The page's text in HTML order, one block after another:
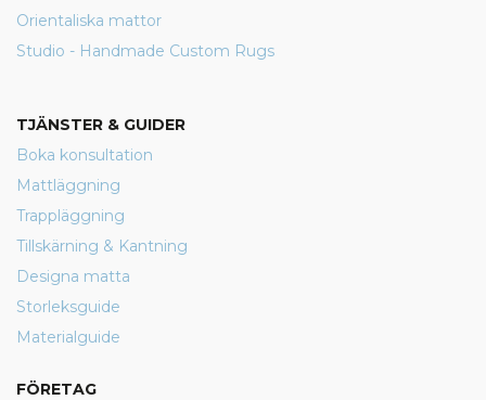
Orientaliska mattor
Studio - Handmade Custom Rugs
TJÄNSTER & GUIDER
Boka konsultation
Mattläggning
Trappläggning
Tillskärning & Kantning
Designa matta
Storleksguide
Materialguide
FÖRETAG